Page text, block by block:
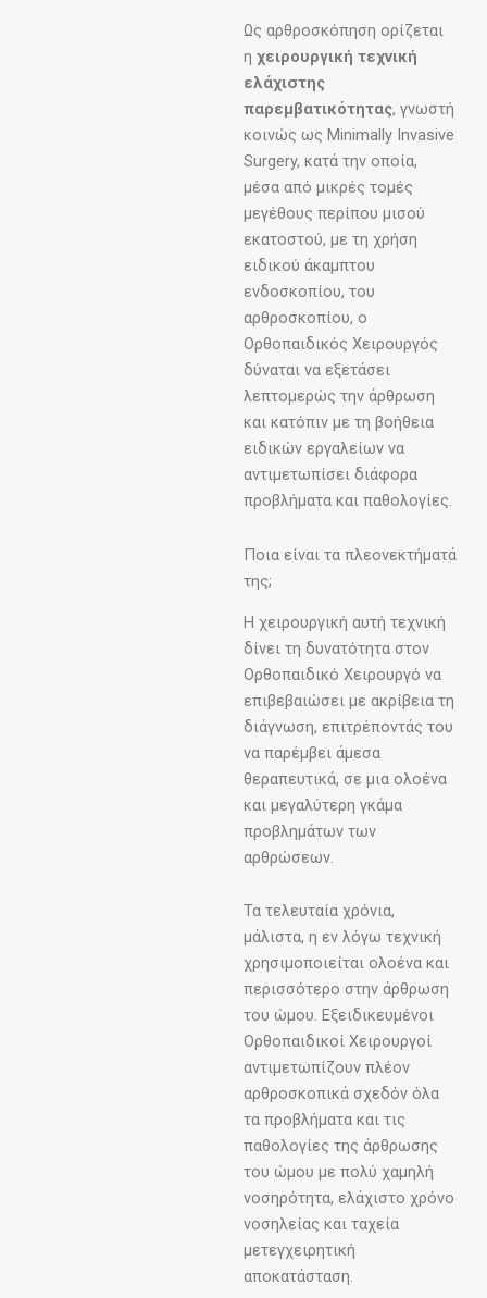
Ως αρθροσκόπηση ορίζεται
η χειρουργική τεχνική
ελάχιστης
παρεμβατικότητας, γνωστή
κοινώς ως Minimally Invasive
Surgery, κατά την οποία,
μέσα από μικρές τομές
μεγέθους περίπου μισού
εκατοστού, με τη χρήση
ειδικού άκαμπτου
ενδοσκοπίου, του
αρθροσκοπίου, ο
Ορθοπαιδικός Χειρουργός
δύναται να εξετάσει
λεπτομερώς την άρθρωση
και κατόπιν με τη βοήθεια
ειδικών εργαλείων να
αντιμετωπίσει διάφορα
προβλήματα και παθολογίες.
Ποια είναι τα πλεονεκτήματά
της;
Η χειρουργική αυτή τεχνική
δίνει τη δυνατότητα στον
Ορθοπαιδικό Χειρουργό να
επιβεβαιώσει με ακρίβεια τη
διάγνωση, επιτρέποντάς του
να παρέμβει άμεσα
θεραπευτικά, σε μια ολοένα
και μεγαλύτερη γκάμα
προβλημάτων των
αρθρώσεων.
Τα τελευταία χρόνια,
μάλιστα, η εν λόγω τεχνική
χρησιμοποιείται ολοένα και
περισσότερο στην άρθρωση
του ώμου. Εξειδικευμένοι
Ορθοπαιδικοί Χειρουργοί
αντιμετωπίζουν πλέον
αρθροσκοπικά σχεδόν όλα
τα προβλήματα και τις
παθολογίες της άρθρωσης
του ώμου με πολύ χαμηλή
νοσηρότητα, ελάχιστο χρόνο
νοσηλείας και ταχεία
μετεγχειρητική
αποκατάσταση.